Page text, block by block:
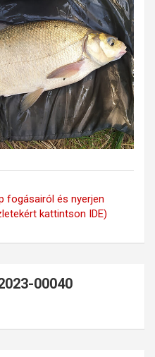
fogásairól és nyerjen
kattintson IDE)
00040